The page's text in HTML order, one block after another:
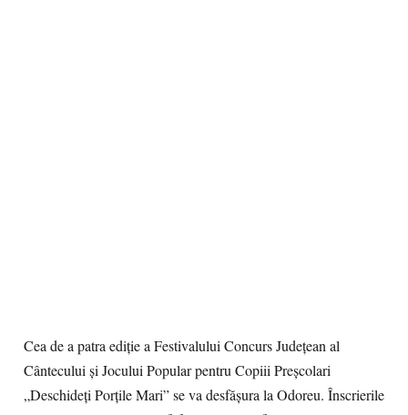
Cea de a patra ediţie a Festivalului Concurs Judeţean al
Cântecului şi Jocului Popular pentru Copiii Preşcolari
„Deschideţi Porţile Mari” se va desfăşura la Odoreu. Înscrierile